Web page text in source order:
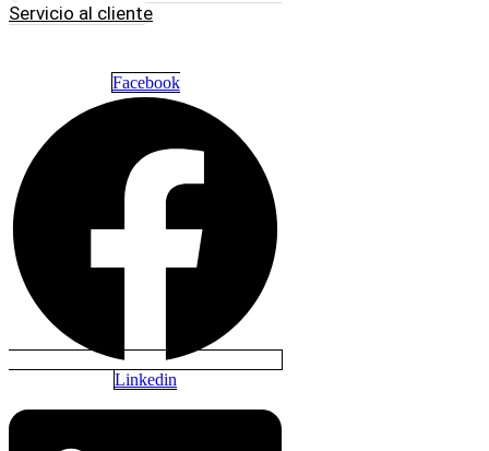
Servicio al cliente
Facebook
Linkedin